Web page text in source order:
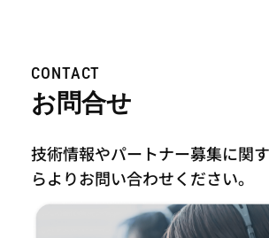
CONTACT
お問合せ
技術情報やパートナー募集に関
らよりお問い合わせください。